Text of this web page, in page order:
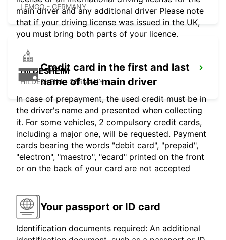
LEMGO - GERMANY
HILDESHEIM
HILDESHEIM - GERMANY
main driver and any additional driver Please note
that if your driving license was issued in the UK,
you must bring both parts of your licence.
Credit card in the first and last
name of the main driver
In case of prepayment, the used credit must be in
the driver's name and presented when collecting
it. For some vehicles, 2 compulsory credit cards,
including a major one, will be requested. Payment
cards bearing the words "debit card", "prepaid",
"electron", "maestro", "ecard" printed on the front
or on the back of your card are not accepted
Your passport or ID card
Identification documents required: An additional